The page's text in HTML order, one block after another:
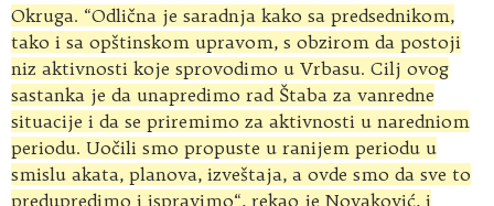
Okruga. “Odlična je saradnja kako sa predsednikom,
tako i sa opštinskom upravom, s obzirom da postoji
niz aktivnosti koje sprovodimo u Vrbasu. Cilj ovog
sastanka je da unapredimo rad Štaba za vanredne
situacije i da se priremimo za aktivnosti u naredniom
periodu. Uočili smo propuste u ranijem periodu u
smislu akata, planova, izveštaja, a ovde smo da sve to
predupredimo i ispravimo“, rekao je Novaković, i